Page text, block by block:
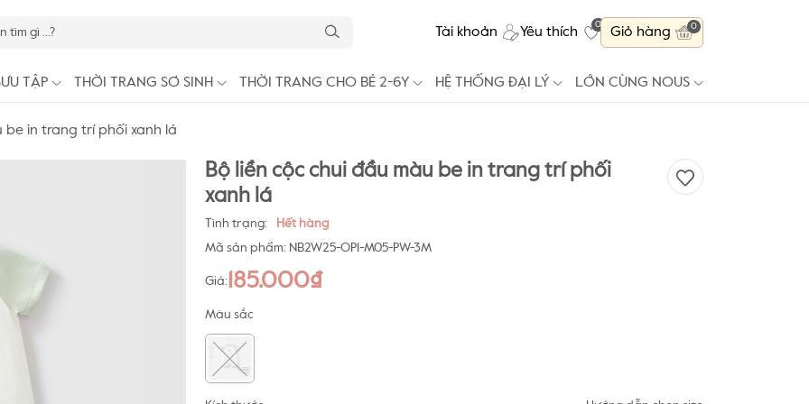
Tài khoản Yêu thích
0
Giỏ hàng 0
TẬP THỜI TRANG SƠ SINH THỜI TRANG CHO BÉ 2-6Y HỆ THỐNG ĐẠI LÝ LỚN CÙNG NOUS
be in trang trí phối xanh lá
Bộ liền cộc chui đầu màu be in trang trí phối
xanh lá
Tình trạng:
Hết hàng
Mã sản phẩm: NB2W25-OP1-M05-PW-3M
Giá: 185.000₫
Màu sắc